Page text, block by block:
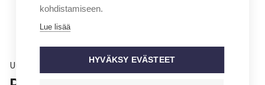
Uutinen
kohdistamiseen.
Lue lisää
HYVÄKSY EVÄSTEET